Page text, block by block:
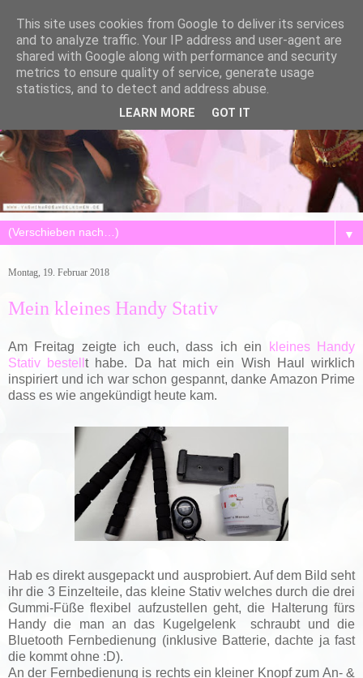
▼
Montag, 19. Februar 2018
Mein kleines Handy Stativ
Am Freitag zeigte ich euch, dass ich ein
kleines Handy
Stativ bestellt habe. Da hat mich ein Wish Haul wirklich
inspiriert und ich war schon gespannt, danke Amazon Prime
dass es wie angekündigt heute kam.
Hab es direkt ausgepackt und ausprobiert. Auf dem Bild seht
ihr die 3 Einzelteile, das kleine Stativ welches durch die drei
Gummi-Füße flexibel aufzustellen geht, die Halterung fürs
Handy die man an das Kugelgelenk schraubt und die
Bluetooth Fernbedienung (inklusive Batterie, dachte ja fast
die kommt ohne :D).
An der Fernbedienung is rechts ein kleiner Knopf zum An- &
This site uses cookies from Google to deliver its services
and to analyze traffic. Your IP address and user-agent are
shared with Google along with performance and security
metrics to ensure quality of service, generate usage
statistics, and to detect and address abuse.
LEARN MORE GOT IT